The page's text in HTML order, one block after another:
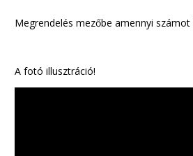
Megrendelés mezőbe amennyi
A fotó illusztráció!